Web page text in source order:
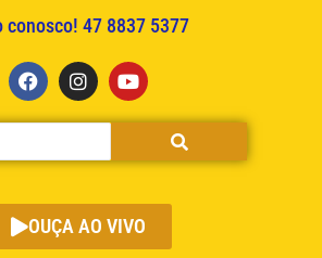
conosco! 47 8837 5377
OUÇA AO VIVO